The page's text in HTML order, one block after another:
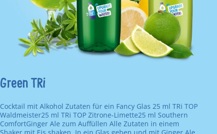
Green TRi
Cocktail mit Alkohol Zutaten für ein Fancy Glas 25 ml TRi TOP
Waldmeister25 ml TRi TOP Zitrone-Limette25 ml Southern
ComfortGinger Ale zum Auffüllen Alle Zutaten in einem